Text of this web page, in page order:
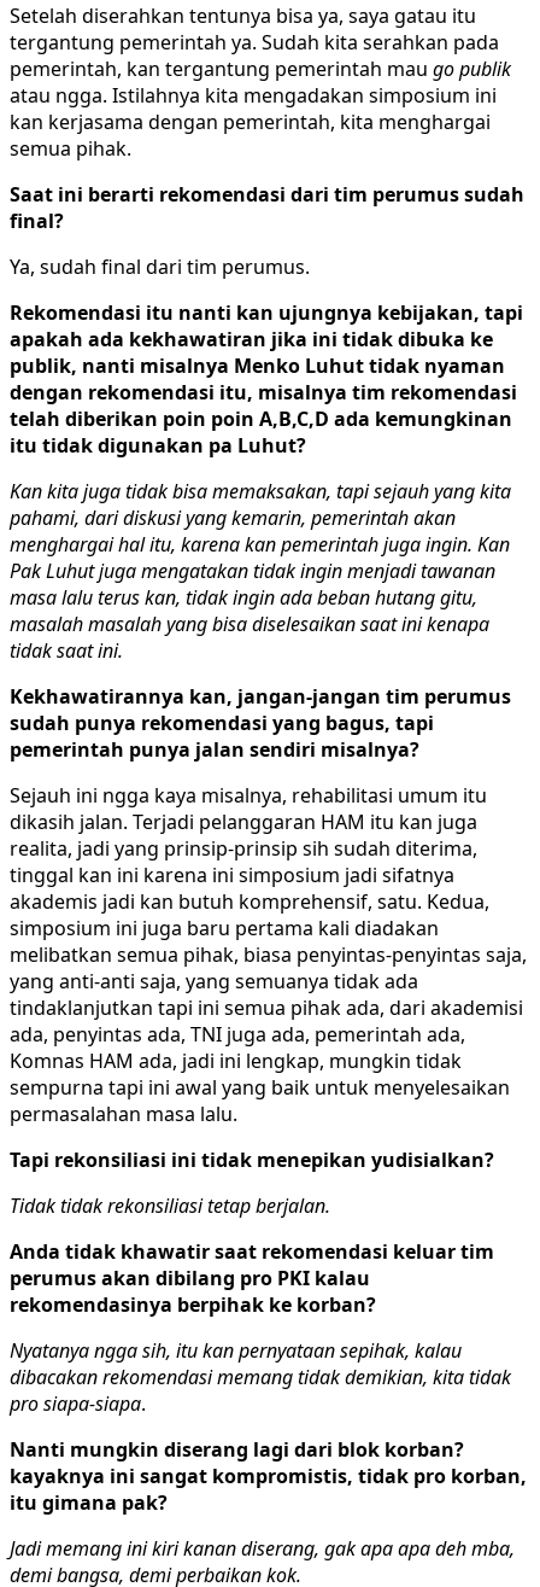
Setelah diserahkan tentunya bisa ya, saya gatau itu
tergantung pemerintah ya. Sudah kita serahkan pada
pemerintah, kan tergantung pemerintah mau go publik
atau ngga. Istilahnya kita mengadakan simposium ini
kan kerjasama dengan pemerintah, kita menghargai
semua pihak.
Saat ini berarti rekomendasi dari tim perumus sudah
final?
Ya, sudah final dari tim perumus.
Rekomendasi itu nanti kan ujungnya kebijakan, tapi
apakah ada kekhawatiran jika ini tidak dibuka ke
publik, nanti misalnya Menko Luhut tidak nyaman
dengan rekomendasi itu, misalnya tim rekomendasi
telah diberikan poin poin A,B,C,D ada kemungkinan
itu tidak digunakan pa Luhut?
Kan kita juga tidak bisa memaksakan, tapi sejauh yang kita
pahami, dari diskusi yang kemarin, pemerintah akan
menghargai hal itu, karena kan pemerintah juga ingin. Kan
Pak Luhut juga mengatakan tidak ingin menjadi tawanan
masa lalu terus kan, tidak ingin ada beban hutang gitu,
masalah masalah yang bisa diselesaikan saat ini kenapa
tidak saat ini.
Kekhawatirannya kan, jangan-jangan tim perumus
sudah punya rekomendasi yang bagus, tapi
pemerintah punya jalan sendiri misalnya?
Sejauh ini ngga kaya misalnya, rehabilitasi umum itu
dikasih jalan. Terjadi pelanggaran HAM itu kan juga
realita, jadi yang prinsip-prinsip sih sudah diterima,
tinggal kan ini karena ini simposium jadi sifatnya
akademis jadi kan butuh komprehensif, satu. Kedua,
simposium ini juga baru pertama kali diadakan
melibatkan semua pihak, biasa penyintas-penyintas saja,
yang anti-anti saja, yang semuanya tidak ada
tindaklanjutkan tapi ini semua pihak ada, dari akademisi
ada, penyintas ada, TNI juga ada, pemerintah ada,
Komnas HAM ada, jadi ini lengkap, mungkin tidak
sempurna tapi ini awal yang baik untuk menyelesaikan
permasalahan masa lalu.
Tapi rekonsiliasi ini tidak menepikan yudisialkan?
Tidak tidak rekonsiliasi tetap berjalan.
Anda tidak khawatir saat rekomendasi keluar tim
perumus akan dibilang pro PKI kalau
rekomendasinya berpihak ke korban?
Nyatanya ngga sih, itu kan pernyataan sepihak, kalau
dibacakan rekomendasi memang tidak demikian, kita tidak
pro siapa-siapa.
Nanti mungkin diserang lagi dari blok korban?
kayaknya ini sangat kompromistis, tidak pro korban,
itu gimana pak?
Jadi memang ini kiri kanan diserang, gak apa apa deh mba,
demi bangsa, demi perbaikan kok.